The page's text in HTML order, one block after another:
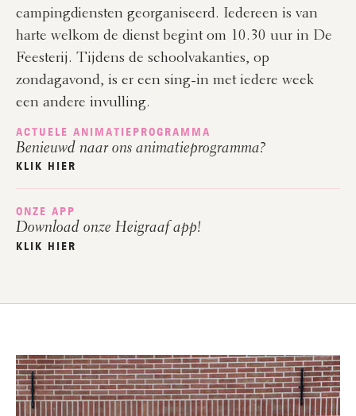
campingdiensten georganiseerd. Iedereen is van
harte welkom de dienst begint om 10.30 uur in De
Feesterij. Tijdens de schoolvakanties, op
zondagavond, is er een sing-in met iedere week
een andere invulling.
ACTUELE ANIMATIEPROGRAMMA
Benieuwd naar ons animatieprogramma?
KLIK HIER
ONZE APP
Download onze Heigraaf app!
KLIK HIER